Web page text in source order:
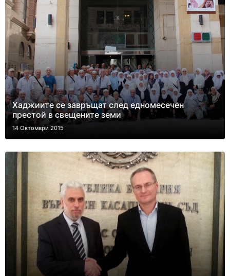
Хаджиите се завръщат след едномесечен
престой в свещените земи
14 Октомври 2015